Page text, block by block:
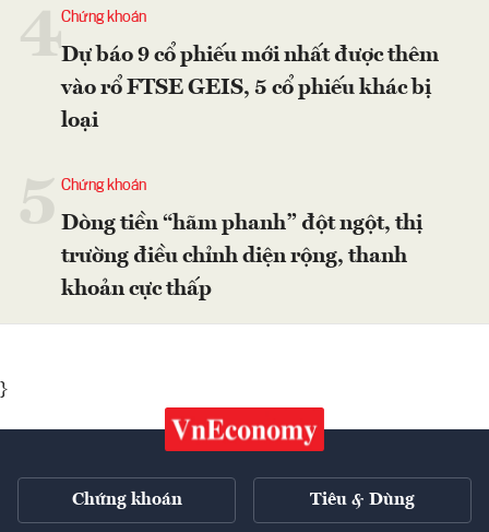
4Chứng khoán
Dự báo 9 cổ phiếu mới nhất được thêm
vào rổ FTSE GEIS, 5 cổ phiếu khác bị
loại
Chứng khoán
Dòng tiền “hãm phanh” đột ngột, thị
trường điều chỉnh diện rộng, thanh
khoản cực thấp
}
Chứng khoán Tiêu & Dùng